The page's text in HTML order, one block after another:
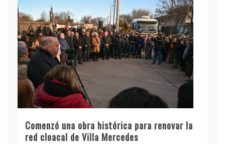
Comenzó una obra histórica para renovar la
red cloacal de Villa Mercedes